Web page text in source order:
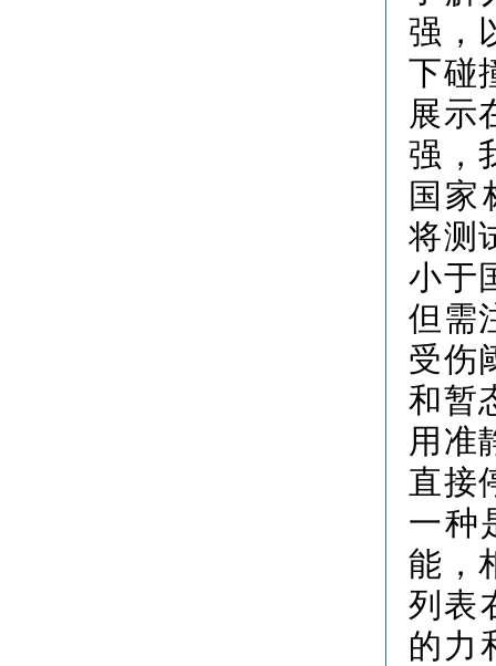
强，
下碰
展示
强，
国家
将测
小于
但需
受伤
和暂
用准
直接
一种
能，
列表
的力